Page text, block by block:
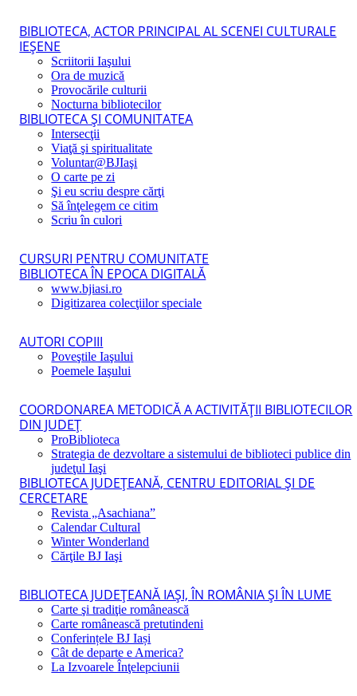
BIBLIOTECA, ACTOR PRINCIPAL AL SCENEI CULTURALE
IEŞENE
Scriitorii Iaşului
Ora de muzică
Provocările culturii
Nocturna bibliotecilor
BIBLIOTECA ŞI COMUNITATEA
Intersecţii
Viaţă şi spiritualitate
Voluntar@BJIaşi
O carte pe zi
Şi eu scriu despre cărţi
Să înţelegem ce citim
Scriu în culori
CURSURI PENTRU COMUNITATE
BIBLIOTECA ÎN EPOCA DIGITALĂ
www.bjiasi.ro
Digitizarea colecţiilor speciale
AUTORI COPIII
Poveştile Iaşului
Poemele Iaşului
COORDONAREA METODICĂ A ACTIVITĂŢII BIBLIOTECILOR
DIN JUDEŢ
ProBiblioteca
Strategia de dezvoltare a sistemului de biblioteci publice din
judeţul Iaşi
BIBLIOTECA JUDEŢEANĂ, CENTRU EDITORIAL ŞI DE
CERCETARE
Revista „Asachiana”
Calendar Cultural
Winter Wonderland
Cărţile BJ Iaşi
BIBLIOTECA JUDEŢEANĂ IAŞI, ÎN ROMÂNIA ŞI ÎN LUME
Carte şi tradiţie românească
Carte românească pretutindeni
Conferințele BJ Iași
Cât de departe e America?
La Izvoarele Înţelepciunii